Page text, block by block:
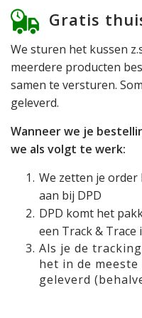
Gratis
We sturen het kussen
meerdere producten
samen te versturen.
geleverd.
Wanneer we je
we als volgt te werk:
We zetten je order
aan bij DPD
DPD komt het
een Track & Trace
Als je de
het in de
geleverd